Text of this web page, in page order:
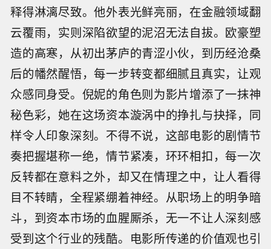
释得淋漓尽致。他外表光鲜亮丽，在金融领域翻
云覆雨，实则深陷欲望的泥沼无法自拔。欧豪塑
造的高寒，从初出茅庐的青涩小伙，到历经沧桑
后的幡然醒悟，每一步转变都细腻且真实，让观
众感同身受。倪妮的角色则为影片增添了一抹神
秘色彩，她在这场资本漩涡中的挣扎与抉择，同
样令人印象深刻。不得不说，这部电影的剧情节
奏把握堪称一绝，情节紧凑，环环相扣，每一次
反转都在意料之外，却又在情理之中，让人看得
目不转睛，全程紧绷着神经。从职场上的明争暗
斗，到资本市场的血腥厮杀，无一不让人深刻感
受到这个行业的残酷。电影所传递的价值观也引